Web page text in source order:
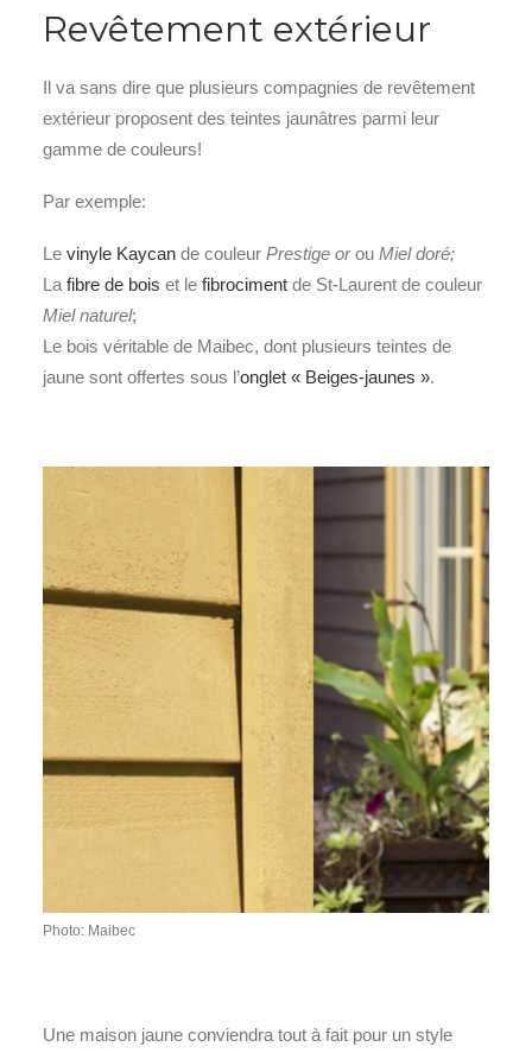
Revêtement extérieur
Il va sans dire que plusieurs compagnies de revêtement
extérieur proposent des teintes jaunâtres parmi leur
gamme de couleurs!
Par exemple:
Le vinyle Kaycan de couleur Prestige orou Miel doré;
La fibre de bois et le fibrociment de St-Laurent de couleur
Miel naturel;
Le bois véritable de Maibec, dont plusieurs teintes de
jaune sont offertes sous l’onglet « Beiges-jaunes ».
Photo: Maibec
Une maison jaune conviendra tout à fait pour un style